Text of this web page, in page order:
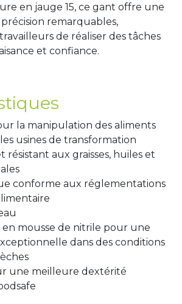
en jauge 15, ce gant offre une
remarquables,
de réaliser des tâches
et confiance.
la manipulation des aliments
usines de transformation
résistant aux graisses, huiles et
conforme aux réglementations
mousse de nitrile pour une
dans des conditions
une meilleure dextérité